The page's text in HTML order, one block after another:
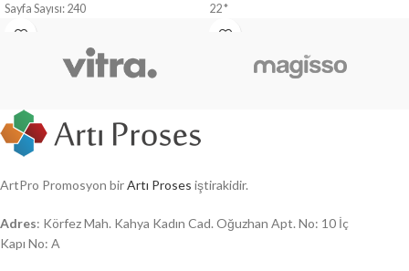
Sayfa Sayısı: 240
22 *
ArtPro Promosyon birArtı Proses iştirakidir.
Adres: Körfez Mah. Kahya Kadın Cad. Oğuzhan Apt. No: 10 İç
Kapı No: A